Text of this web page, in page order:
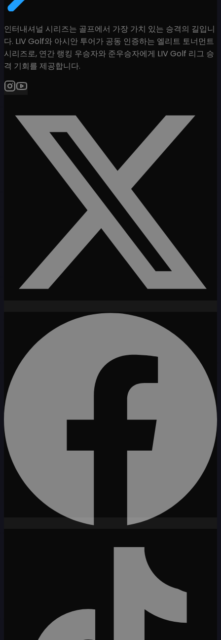
인터내셔널 시리즈는 골프에서 가장 가치 있는 승격의 길입니
다. LIV Golf와 아시안 투어가 공동 인증하는 엘리트 토너먼트
시리즈로, 연간 랭킹 우승자와 준우승자에게 LIV Golf 리그 승
격 기회를 제공합니다.